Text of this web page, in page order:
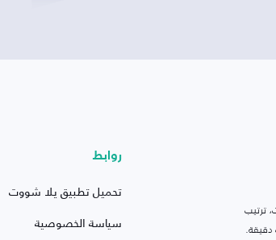
ترتيب
دقيقة.
روابط
تحميل تطبيق يلا شووت
سياسة الخصوصية